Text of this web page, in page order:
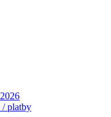
/ platby